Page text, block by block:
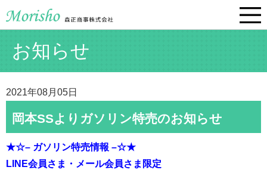
お知らせ
2021年08月05日
岡本SSよりガソリン特売のお知らせ
★☆– ガソリン特売情報 –☆★
LINE会員さま・ メール会員さま限定